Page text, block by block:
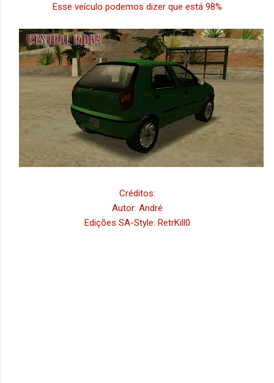
Esse veículo podemos dizer que está 98%
Créditos:
Autor: André
Edições SA-Style: RetrKill0